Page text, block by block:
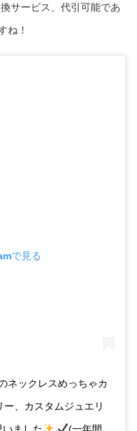
サービス、代引可能であ
ね！
で見る
ネックレスめっちゃカ
、カスタムジュエリ
ました
(一年間